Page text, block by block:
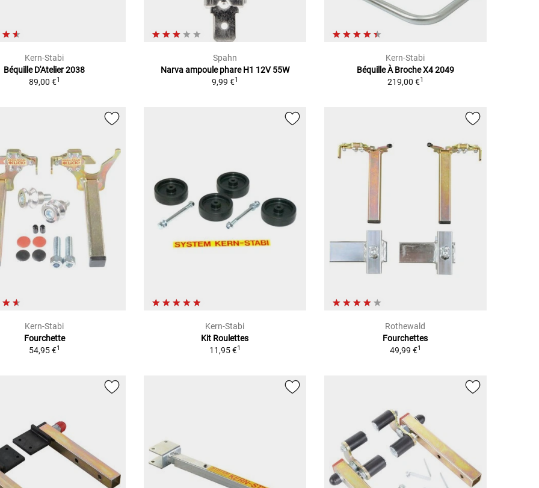
Kern-Stabi
Béquille D'Atelier 2038
89,00 €1
Spahn
Narva ampoule phare H1 12V 55W
9,99 €1
Kern-Stabi
Béquille À Broche X4 2049
219,00 €1
Kern-Stabi
Fourchette
54,95 €1
Kern-Stabi
Kit Roulettes
11,95 €1
Rothewald
Fourchettes
49,99 €1